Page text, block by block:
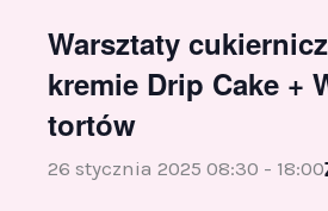
Warsztaty
kremie Drip Cake +
tortów
26 stycznia 2025 08:30 - 18:00